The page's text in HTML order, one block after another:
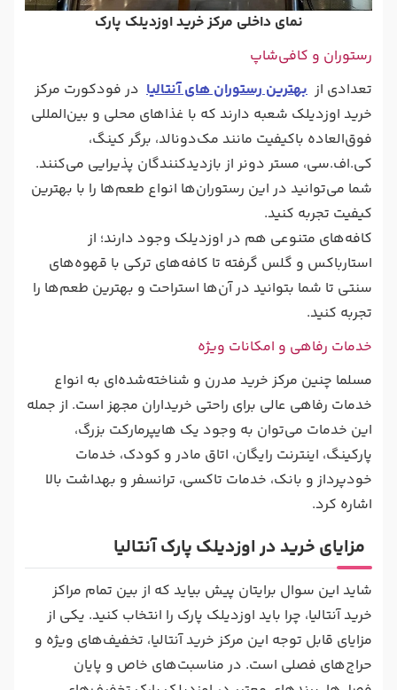
نمای داخلی مرکز خرید اوزدیلک پارک
رستوران‌ و کافی‌شاپ‌
تعدادی از بهترین رستوران های آنتالیا در فودکورت مرکز
خرید اوزدیلک شعبه دارند که با غذاهای محلی و بین‌المللی
فوق‌العاده باکیفیت مانند مک‌دونالد، برگر کینگ،
کی‌.اف.‌سی، مستر دونر از بازدیدکنندگان پذیرایی می‌کنند.
شما می‌توانید در این رستوران‌ها انواع طعم‌ها را با بهترین
کیفیت تجربه کنید.
کافه‌های متنوعی هم در اوزدیلک وجود دارند؛ از
استارباکس و گلس گرفته تا کافه‌های ترکی با قهوه‌های
سنتی تا شما بتوانید در آن‌ها استراحت و بهترین طعم‌ها را
تجربه کنید.
خدمات رفاهی و امکانات ویژه
مسلما چنین مرکز خرید مدرن و شناخته‌شده‌ای به انواع
خدمات رفاهی عالی برای راحتی خریداران مجهز است. از جمله
این خدمات می‌توان به وجود یک هایپرمارکت بزرگ،
پارکینگ، اینترنت رایگان، اتاق مادر و کودک، خدمات
خودپرداز و بانک، خدمات تاکسی، ترانسفر و بهداشت بالا
اشاره کرد.
مزایای خرید در اوزدیلک پارک آنتالیا
شاید این سوال برایتان پیش بیاید که از بین تمام مراکز
خرید آنتالیا، چرا باید اوزدیلک پارک را انتخاب کنید. یکی از
مزایای قابل توجه این مرکز خرید آنتالیا، تخفیف‌های ویژه و
حراج‌های فصلی است. در مناسبت‌های خاص و پایان